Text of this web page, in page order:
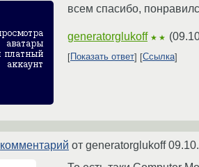
всем спасибо,
generatorglukoff ★★ (
Показать ответ
Ссылка
комментарий от generatorglukoff